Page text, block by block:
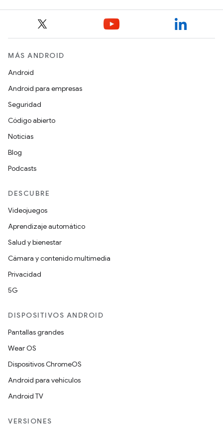
MÁS ANDROID
Android
Android para empresas
Seguridad
Código abierto
Noticias
Blog
Podcasts
DESCUBRE
Videojuegos
Aprendizaje automático
Salud y bienestar
Cámara y contenido multimedia
Privacidad
5G
DISPOSITIVOS ANDROID
Pantallas grandes
Wear OS
Dispositivos ChromeOS
Android para vehículos
Android TV
VERSIONES